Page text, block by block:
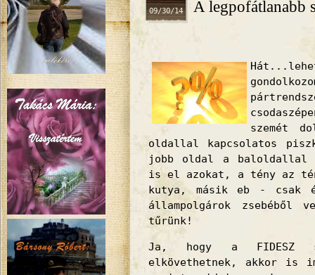
09/30/14 A legpofátlanabb
szemét
oldallal kapcsolatos
jobb oldal a baloldallal
is el azokat, a tény az
kutya, másik eb - csak
állampolgárok
tűrünk!
Ja, hogy a FIDESZ
elkövethetnek, akkor is